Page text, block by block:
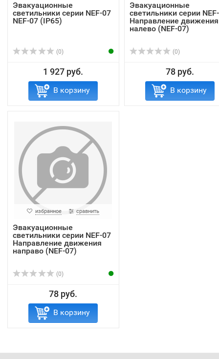
Эвакуационные
светильники серии NEF-07
NEF-07 (IP65)
(0)
1 927 руб.
В корзину
Эвакуационные
светильники серии
Направление движения
налево (NEF-07)
(0)
78 руб.
В корзину
избранное сравнить
Эвакуационные
светильники серии NEF-07
Направление движения
направо (NEF-07)
(0)
78 руб.
В корзину